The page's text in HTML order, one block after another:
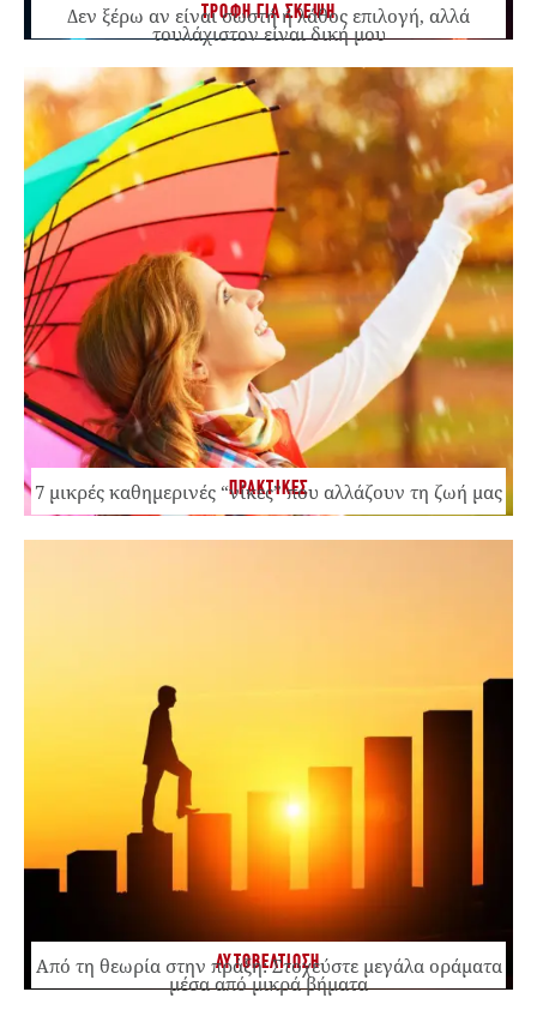
ΤΡΟΦΗ ΓΙΑ ΣΚΕΨΗ
Δεν ξέρω αν είναι σωστή ή λάθος επιλογή, αλλά
τουλάχιστον είναι δική μου
ΠΡΑΚΤΙΚΕΣ
7 μικρές καθημερινές “νίκες” που αλλάζουν τη ζωή μας
ΑΥΤΟΒΕΛΤΙΩΣΗ
Από τη θεωρία στην πράξη: Στοχεύστε μεγάλα οράματα
μέσα από μικρά βήματα